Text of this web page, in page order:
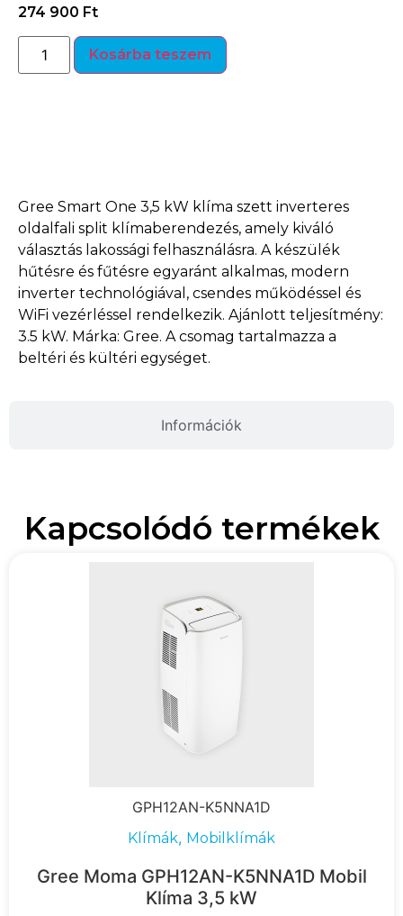
274 900 Ft
Kosárba teszem
Információk
Gree Smart One 3,5 kW klíma szett inverteres
oldalfali split klímaberendezés, amely kiváló
választás lakossági felhasználásra. A készülék
hűtésre és fűtésre egyaránt alkalmas, modern
inverter technológiával, csendes működéssel és
WiFi vezérléssel rendelkezik. Ajánlott teljesítmény:
3.5 kW. Márka: Gree. A csomag tartalmazza a
beltéri és kültéri egységet.
Kapcsolódó termékek
GPH12AN-K5NNA1D
Klímák, Mobilklímák
Gree Moma GPH12AN-K5NNA1D Mobil
Klíma 3,5 kW